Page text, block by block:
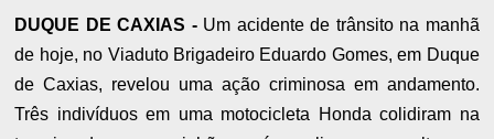
DUQUE DE CAXIAS - Um acidente de trânsito na manhã
de hoje, no Viaduto Brigadeiro Eduardo Gomes, em Duque
de Caxias, revelou uma ação criminosa em andamento.
Três indivíduos em uma motocicleta Honda colidiram na